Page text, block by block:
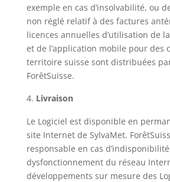
exemple en cas d’insolvabilité, ou
non réglé relatif à des factures
licences annuelles d’utilisation de
et de l’application mobile pour des
territoire suisse sont distribuées
ForêtSuisse.
Livraison
Le Logiciel est disponible en
site Internet de SylvaMet.
responsable en cas
dysfonctionnement du réseau
développements sur mesure des